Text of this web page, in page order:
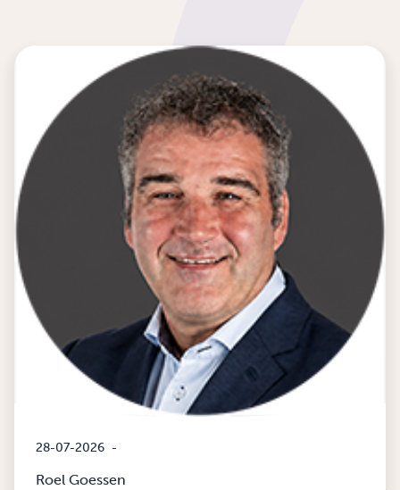
28-07-2026 -
Roel Goessen